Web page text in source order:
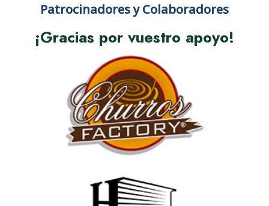
Patrocinadores y Colaboradores
¡Gracias por vuestro apoyo!